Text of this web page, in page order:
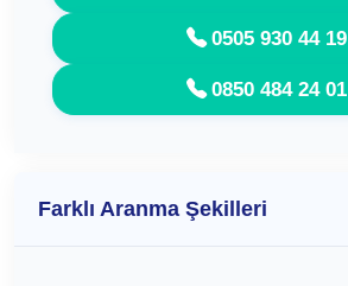
0505 930 44 19
0850 484 24 01
Farklı Aranma Şekilleri